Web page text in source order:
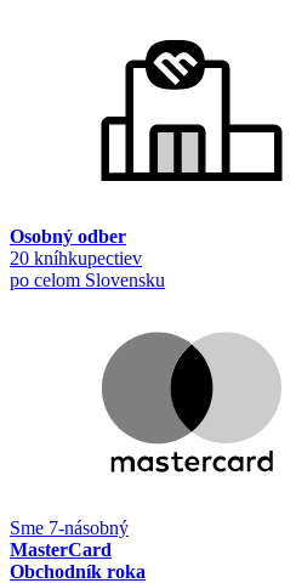
Osobný odber
20 kníhkupectiev
po celom Slovensku
Sme 7-násobný
MasterCard
Obchodník roka